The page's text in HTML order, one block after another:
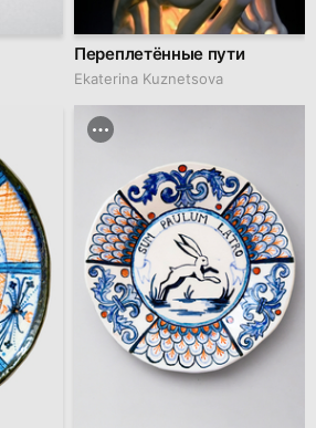
Переплетённые пути
Ekaterina Kuznetsova